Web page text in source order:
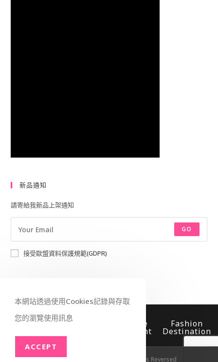
新品通知
請寄給我新品上架通知
GO
接受歐盟資料保護規範(GDPR)
Worldwide Secure
Payment
Fashion
Destination
Throne ©2026 登基有限公司 - All Rights Reversed
本網站透過使用Cookies記錄與存取
您的瀏覽使用訊息
ACCEPT